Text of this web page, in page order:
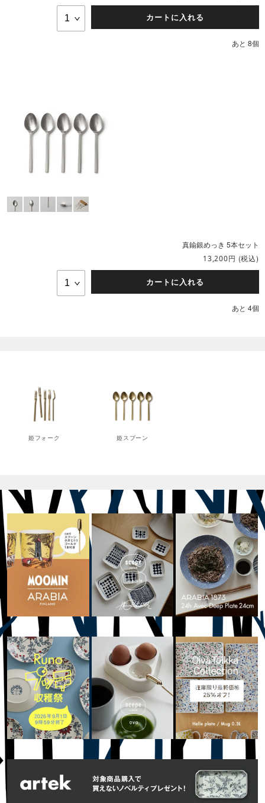
カートに入れる
あと 8個
真鍮銀めっき 5本セット
13,200円 (税込)
カートに入れる
あと 4個
姫フォーク 姫スプーン